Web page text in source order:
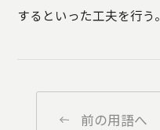
するといった工夫を行う。
前の用語へ